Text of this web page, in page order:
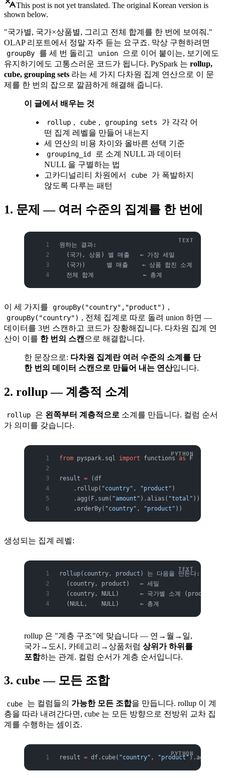
This post is not yet translated. The original Korean version is
shown below.
"국가별, 국가×상품별, 그리고 전체 합계를 한 번에 보여줘."
OLAP 리포트에서 정말 자주 듣는 요구죠. 막상 구현하려면
groupBy 를 세 번 돌리고 union
으로 이어 붙이는, 보기에도
유지하기에도 고통스러운 코드가 됩니다. PySpark 는 rollup,
cube, grouping sets 라는 세 가지 다차원 집계 연산으로 이 문
제를 한 번의 잡으로 깔끔하게 해결해 줍니다.
이 글에서 배우는 것
rollup , cube , grouping sets
가 각각 어
떤 집계 레벨을 만들어 내는지
세 연산의 비용 차이와 올바른 선택 기준
grouping_id
로 소계 NULL 과 데이터
NULL 을 구별하는 법
고카디널리티 차원에서
cube
가 폭발하지
않도록 다루는 패턴
1. 문제 — 여러 수준의 집계를 한 번에
원하는 결과:
  (국가, 상품) 별 매출   ← 가장 세밀
  (국가)      별 매출    ← 상품 합친 소계
  전체 합계              ← 총계
이 세 가지를 groupBy("country","product") ,
groupBy("country") , 전체 집계로 따로 돌려 union 하면 —
데이터를 3번 스캔하고 코드가 장황해집니다. 다차원 집계 연
산이 이를 한 번의 스캔 으로 해결합니다.
한 문장으로: 다차원 집계란 여러 수준의 소계를 단
한 번의 데이터 스캔으로 만들어 내는 연산입니다.
2. rollup — 계층적 소계
rollup 은 왼쪽부터 계층적으로 소계를 만듭니다. 컬럼 순서
가 의미를 갖습니다.
from pyspark.sql import functions as F
result = (df
    .rollup(
"country" , "product" )
    .agg(F.sum(
"amount" ).alias( "total" ))
    .orderBy(
"country" , "product" ))
생성되는 집계 레벨:
rollup(country, product) 는 다음을 만든다:
  (country, product)   ← 세밀
(country, NULL)      ← 국가별 소계 (product 합
  (NULL,    NULL)      ← 총계
rollup 은 "계층 구조"에 맞습니다 — 연→월→일,
국가→도시, 카테고리→상품처럼 상위가 하위를
포함하는 관계. 컬럼 순서가 계층 순서입니다.
3. cube — 모든 조합
cube 는 컬럼들의 가능한 모든 조합을 만듭니다. rollup 이 계
층을 따라 내려간다면, cube 는 모든 방향으로 전방위 교차 집
계를 수행하는 셈이죠.
result = df.cube( "country" , "product"